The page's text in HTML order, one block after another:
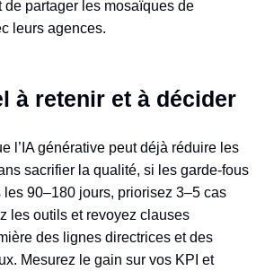
de partager les mosaïques de
leurs agences.
à retenir et à décider
l’IA générative peut déjà réduire les
sacrifier la qualité, si les garde‑fous
90–180 jours, priorisez 3–5 cas
les outils et revoyez clauses
des lignes directrices et des
Mesurez le gain sur vos KPI et